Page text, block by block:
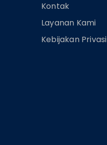
Kontak
Layanan Kami
Kebijakan Privasi